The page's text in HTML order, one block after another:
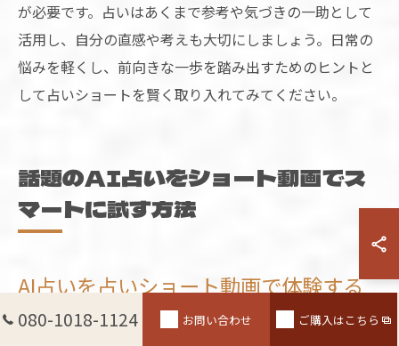
が必要です。占いはあくまで参考や気づきの一助として
活用し、自分の直感や考えも大切にしましょう。日常の
悩みを軽くし、前向きな一歩を踏み出すためのヒントと
して占いショートを賢く取り入れてみてください。
話題のAI占いをショート動画でス
マートに試す方法
AI占いを占いショート動画で体験する
魅力
080-1018-1124 お問い合わせ ご購入はこちら